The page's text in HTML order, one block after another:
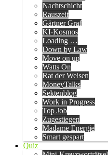
Nachtschicht
Rauszeit
Gärtner Graf
KI-Kosmos
Loading …
Down by Law
Move on up
Watts On
Rat der Weisen
MoneyTalks
Sektenblog
Work in Progress
Top Job
Zugestiegen
Madame Energie
Smart gespart
Quiz